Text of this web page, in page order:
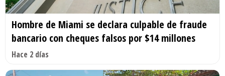
Hombre de Miami se declara culpable de fraude
bancario con cheques falsos por $14 millones
Hace 2 días